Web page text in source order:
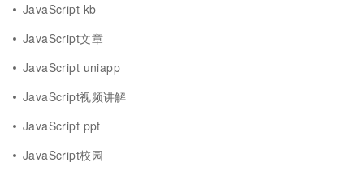
JavaScript kb
JavaScript文章
JavaScript uniapp
JavaScript视频讲解
JavaScript ppt
JavaScript校园